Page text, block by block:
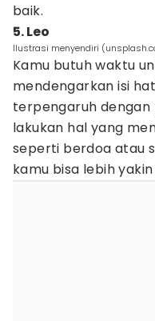
baik.
5. Leo
Ilustrasi menyendiri
Kamu butuh waktu
mendengarkan isi
terpengaruh
lakukan hal yang
seperti berdoa atau
kamu bisa lebih